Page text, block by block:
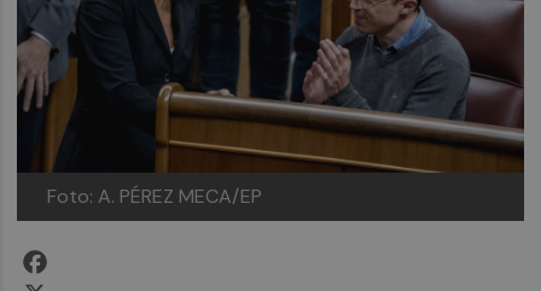
Foto: A. PÉREZ MECA/EP